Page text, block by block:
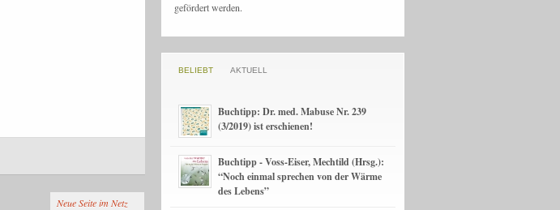
Neue Seite im Netz
gefördert werden.
BELIEBT AKTUELL
Buchtipp: Dr. med. Mabuse Nr. 239
(3/2019) ist erschienen!
Buchtipp - Voss-Eiser, Mechtild (Hrsg.):
“Noch einmal sprechen von der Wärme
des Lebens”